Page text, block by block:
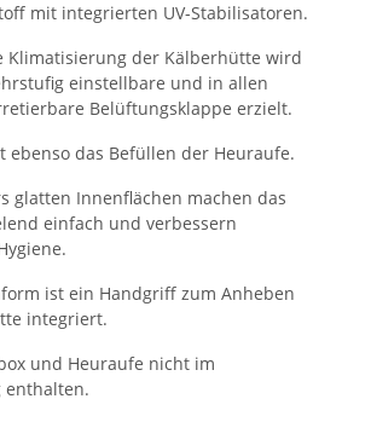
mit integrierten UV-Stabilisatoren.
Klimatisierung der Kälberhütte wird
einstellbare und in allen
Belüftungsklappe erzielt.
ebenso das Befüllen der Heuraufe.
glatten Innenflächen machen das
einfach und verbessern
ist ein Handgriff zum Anheben
integriert.
und Heuraufe nicht im
enthalten.